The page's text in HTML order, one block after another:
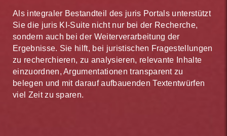
Als integraler Bestandteil des juris Portals unterstützt
Sie die juris KI-Suite nicht nur bei der Recherche,
sondern auch bei der Weiterverarbeitung der
Ergebnisse. Sie hilft, bei juristischen Fragestellungen
zu recherchieren, zu analysieren, relevante Inhalte
einzuordnen, Argumentationen transparent zu
belegen und mit darauf aufbauenden Textentwürfen
viel Zeit zu sparen.